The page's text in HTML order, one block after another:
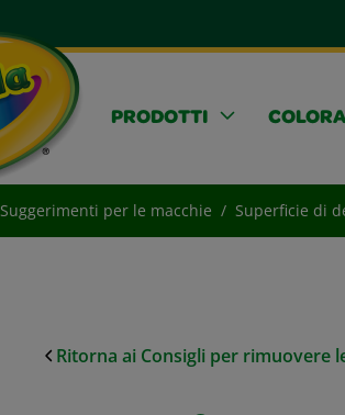
PRODOTTI COLORA
Suggerimenti per le macchie Superficie di
Ritorna ai Consigli per rimuovere